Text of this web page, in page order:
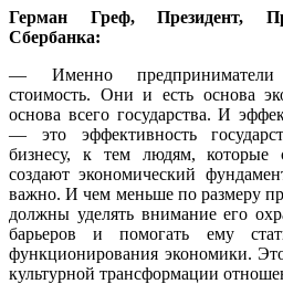
Герман Греф, Президент,
Сбербанка:
— Именно предприниматели
стоимость. Они и есть основа
основа всего государства. И
— это эффективность
бизнесу, к тем людям, которые
создают экономический
важно. И чем меньше по размеру
должны уделять внимание его
барьеров и помогать ему
функционирования экономики.
культурной трансформации